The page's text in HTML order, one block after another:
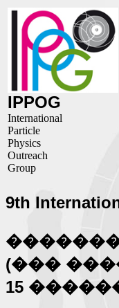
IPPOG
International
Particle
Physics
Outreach
Group
9th
(���
15